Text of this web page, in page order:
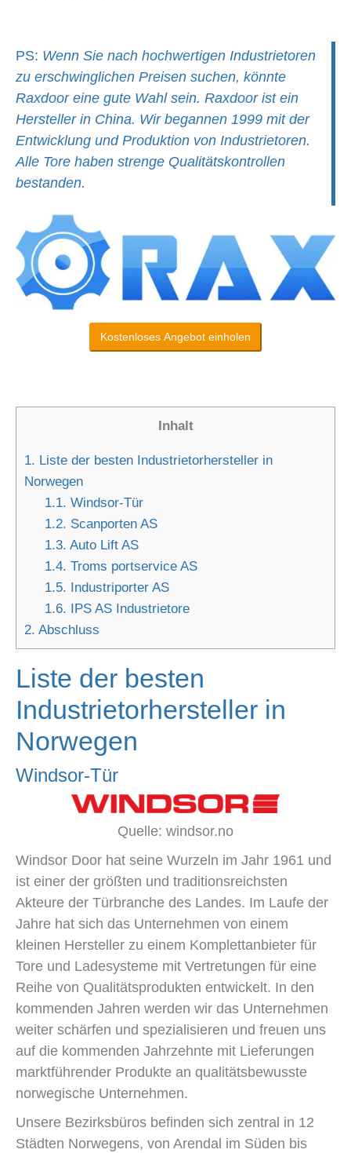
PS: Wenn Sie nach hochwertigen Industrietoren
zu erschwinglichen Preisen suchen, könnte
Raxdoor eine gute Wahl sein. Raxdoor ist ein
Hersteller in China. Wir begannen 1999 mit der
Entwicklung und Produktion von Industrietoren.
Alle Tore haben strenge Qualitätskontrollen
bestanden.
Kostenloses Angebot einholen
Inhalt
1. Liste der besten Industrietorhersteller in
Norwegen
1.1. Windsor-Tür
1.2. Scanporten AS
1.3. Auto Lift AS
1.4. Troms portservice AS
1.5. Industriporter AS
1.6. IPS AS Industrietore
2. Abschluss
Liste der besten
Industrietorhersteller in
Norwegen
Windsor-Tür
Quelle: windsor.no
Windsor Door hat seine Wurzeln im Jahr 1961 und
ist einer der größten und traditionsreichsten
Akteure der Türbranche des Landes. Im Laufe der
Jahre hat sich das Unternehmen von einem
kleinen Hersteller zu einem Komplettanbieter für
Tore und Ladesysteme mit Vertretungen für eine
Reihe von Qualitätsprodukten entwickelt. In den
kommenden Jahren werden wir das Unternehmen
weiter schärfen und spezialisieren und freuen uns
auf die kommenden Jahrzehnte mit Lieferungen
marktführender Produkte an qualitätsbewusste
norwegische Unternehmen.
Unsere Bezirksbüros befinden sich zentral in 12
Städten Norwegens, von Arendal im Süden bis